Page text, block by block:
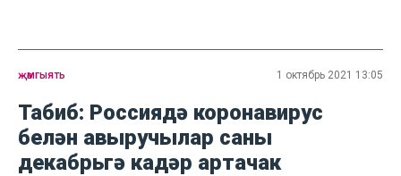
җәмгыять 1 октябрь 2021 13:05
Табиб: Россиядә коронавирус
белән авыручылар саны
декабрьгә кадәр артачак